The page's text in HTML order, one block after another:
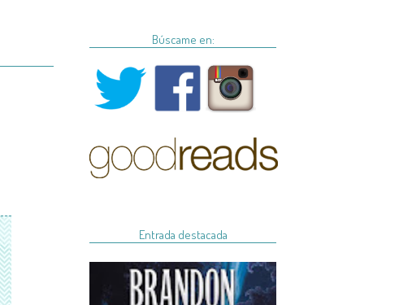
Búscame en:
Entrada destacada